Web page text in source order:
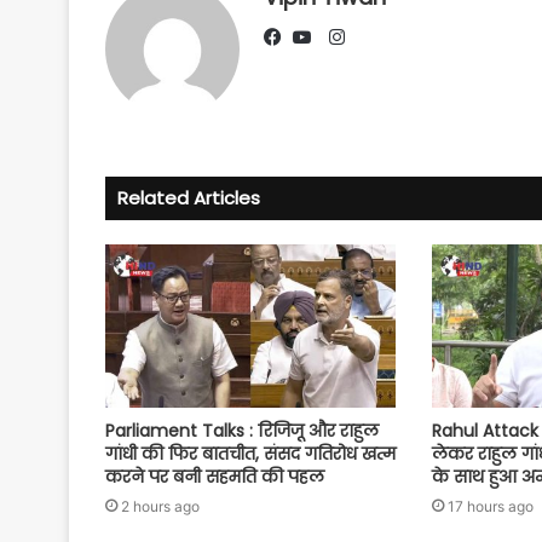
Instagram
Related Articles
Parliament Talks : रिजिजू और राहुल
गांधी की फिर बातचीत, संसद गतिरोध खत्म
करने पर बनी सहमति की पहल
2 hours ago
Rahul Attack :
लेकर राहुल
के साथ हुआ
17 hours ago